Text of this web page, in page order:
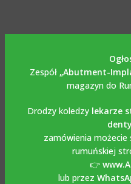
Zespół „Abutment-
magazyn do
Drodzy koledzy lekarze
zamówienia możecie
rumuńskiej
👉
lub przez